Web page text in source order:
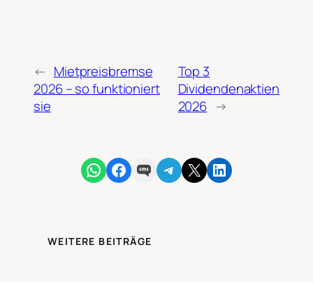
← Mietpreisbremse
2026 – so funktioniert
sie
Top 3
Dividendenaktien
2026 →
Share on WhatsApp
Share on Facebook
Share on SMSShare on Telegram
Share on X Share on LinkedIn
WEITERE BEITRÄGE